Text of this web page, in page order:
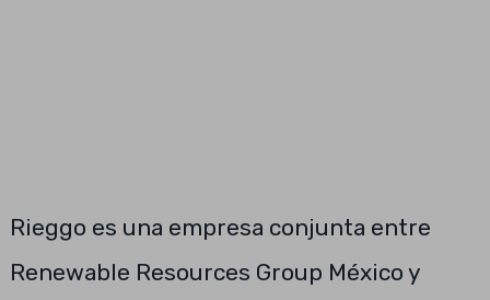
Rieggo es una empresa conjunta entre
Renewable Resources Group México y